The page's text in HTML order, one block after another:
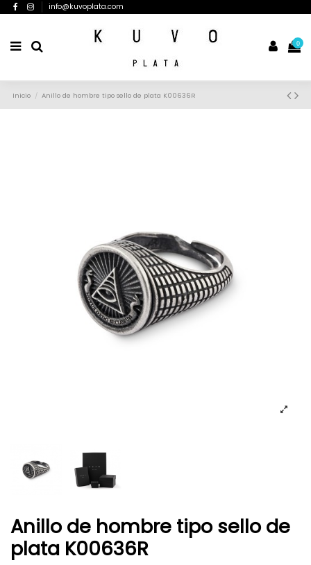
info@kuvoplata.com
0
Inicio Anillo de hombre tipo sello de plata K00636R
Anillo de hombre tipo sello de
plata K00636R